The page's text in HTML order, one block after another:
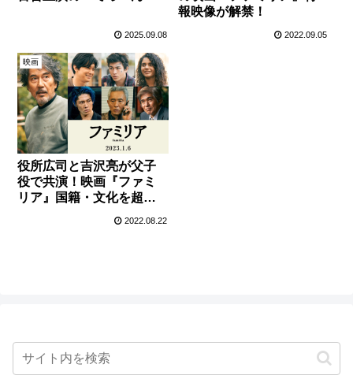
2025.09.08
報映像が解禁！
2022.09.05
映画
役所広司と吉沢亮が父子
役で共演！映画『ファミ
リア』国籍・文化を超え
2022.08.22